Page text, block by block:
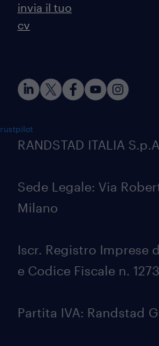
invia il tuo
cv
RANDSTAD ITALIA
Sede Legale: Via
Milano
Iscr. Registro Imprese
e Codice Fiscale n.
Partita IVA: Randstad